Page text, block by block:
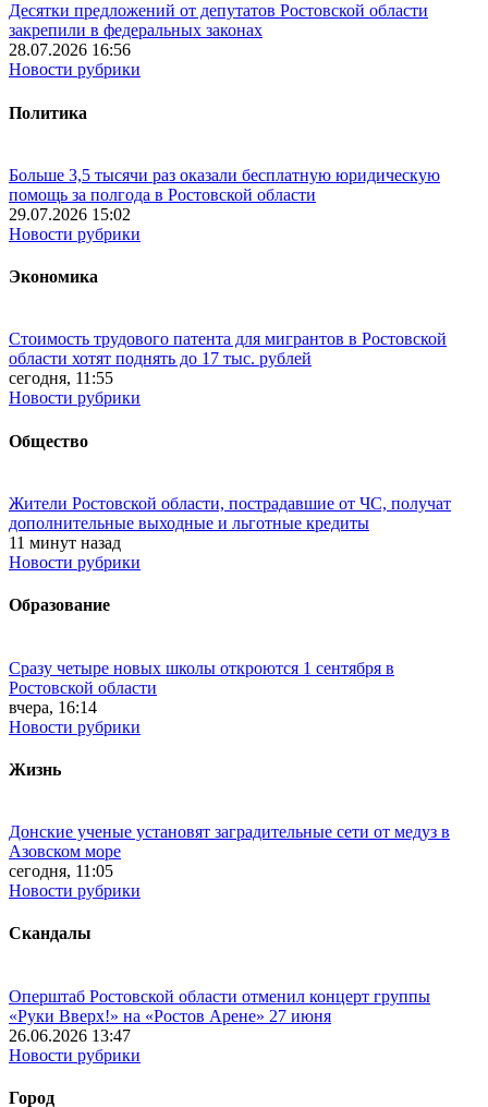
Десятки предложений от депутатов Ростовской области
закрепили в федеральных законах
28.07.2026 16:56
Новости рубрики
Политика
Больше 3,5 тысячи раз оказали бесплатную юридическую
помощь за полгода в Ростовской области
29.07.2026 15:02
Новости рубрики
Экономика
Стоимость трудового патента для мигрантов в Ростовской
области хотят поднять до 17 тыс. рублей
сегодня, 11:55
Новости рубрики
Общество
Жители Ростовской области, пострадавшие от ЧС, получат
дополнительные выходные и льготные кредиты
11 минут назад
Новости рубрики
Образование
Сразу четыре новых школы откроются 1 сентября в
Ростовской области
вчера, 16:14
Новости рубрики
Жизнь
Донские ученые установят заградительные сети от медуз в
Азовском море
сегодня, 11:05
Новости рубрики
Скандалы
Оперштаб Ростовской области отменил концерт группы
«Руки Вверх!» на «Ростов Арене» 27 июня
26.06.2026 13:47
Новости рубрики
Город